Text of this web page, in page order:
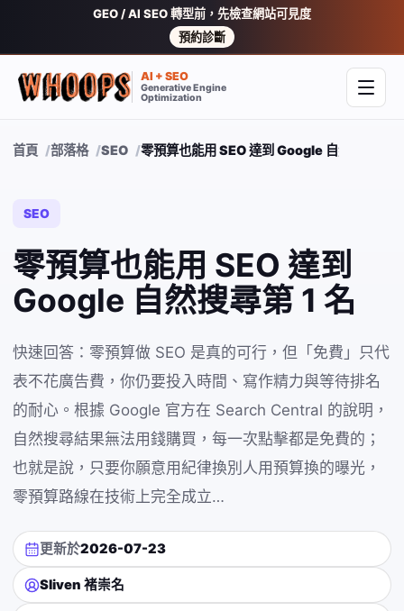
GEO / AI SEO 轉型前，先檢查網站可見度
預約診斷
AI + SEO
Generative Engine
Optimization
開啟
首頁 部落格 SEO 零預算也能用 SEO 達到 Google 自然搜尋第 1
SEO
零預算也能用 SEO 達到
Google 自然搜尋第 1 名
快速回答：零預算做 SEO 是真的可行，但「免費」只代
表不花廣告費，你仍要投入時間、寫作精力與等待排名
的耐心。根據 Google 官方在 Search Central 的說明，
自然搜尋結果無法用錢購買，每一次點擊都是免費的；
也就是說，只要你願意用紀律換別人用預算換的曝光，
零預算路線在技術上完全成立…
更新於2026-07-23
Sliven 褚崇名